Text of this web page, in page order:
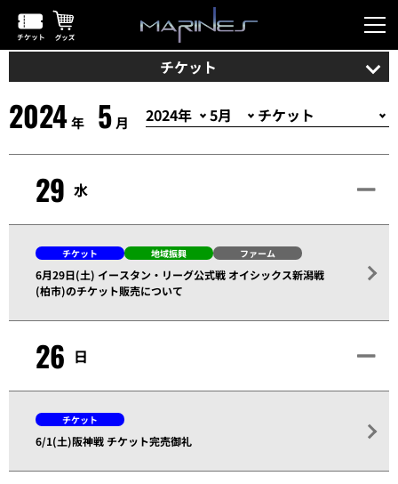
チケット
2024年 5 月
29 水
チケット 地域振興 ファーム
6月29日(土) イースタン・リーグ公式戦 オイシックス新潟戦
(柏市)のチケット販売について
26 日
チケット
6/1(土)阪神戦 チケット完売御礼